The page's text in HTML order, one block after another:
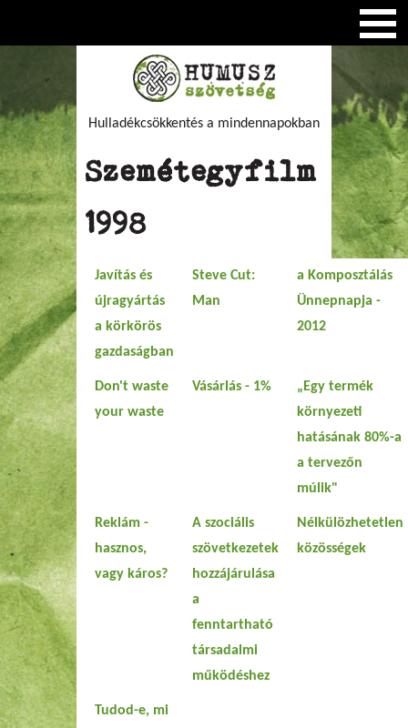
Hulladékcsökkentés a mindennapokban
Szemétegyfilm
1998
Javítás és
újragyártás
a körkörös
gazdaságban
Steve Cut:
Man
a Komposztálás
Ünnepnapja -
2012
Don't waste
your waste
Vásárlás - 1%
„Egy termék
környezeti
hatásának 80%-a
a tervezőn
múlik"
Reklám -
hasznos,
vagy káros?
A szociális
szövetkezetek
hozzájárulása
a
fenntartható
társadalmi
működéshez
Nélkülözhetetlen
közösségek
Tudod-e, mi